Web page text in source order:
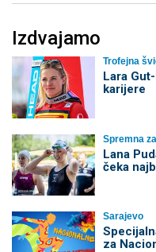
Izdvajamo
Trofejna
Lara
karijere
Spremna
Lana
čeka
Sarajevo
za